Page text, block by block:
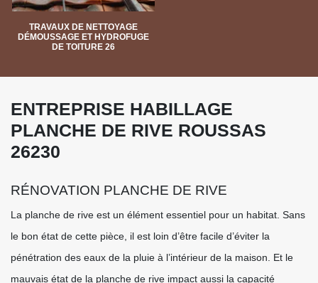
TRAVAUX DE NETTOYAGE
DÉMOUSSAGE ET HYDROFUGE
DE TOITURE 26
ENTREPRISE HABILLAGE
PLANCHE DE RIVE ROUSSAS
26230
RÉNOVATION PLANCHE DE RIVE
La planche de rive est un élément essentiel pour un habitat. Sans
le bon état de cette pièce, il est loin d’être facile d’éviter la
pénétration des eaux de la pluie à l’intérieur de la maison. Et le
mauvais état de la planche de rive impact aussi la capacité